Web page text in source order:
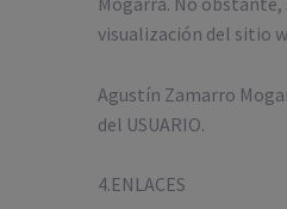
visualización del sitio
Agustín Zamarro
del USUARIO.
4.ENLACES